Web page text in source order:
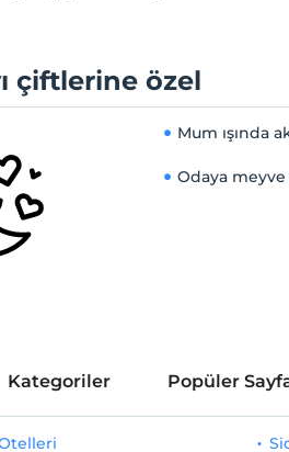
çiftlerine özel
Mum ışında
Odaya
Kategoriler Popüler